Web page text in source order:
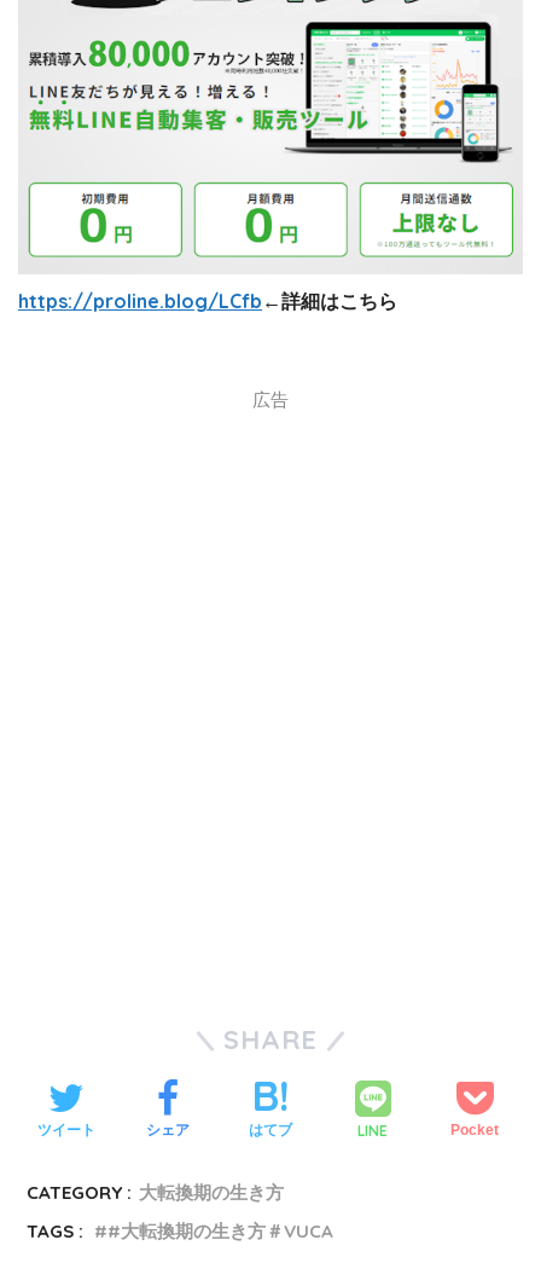
https://proline.blog/LCfb ←詳細はこちら
広告
SHARE
ツイート シェア はてブ LINE Pocket
CATEGORY : 大転換期の生き方
TAGS :
#大転換期の生き方＃VUCA